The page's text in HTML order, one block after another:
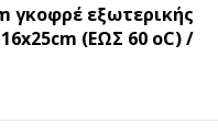
γκοφρέ εξωτερικής
(ΕΩΣ 60 oC) /